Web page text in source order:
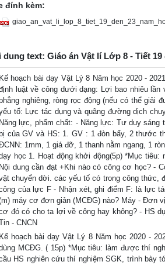
đính kèm:
dung text: Giáo án Vật lí Lớp 8 - Tiết
Kế hoạch bài dạy Vật Lý 8 Năm học 2020 -
luật về công dưới dạng: Lợi bao nhiêu
nghiêng, ròng rọc động (nếu có thể
tố: Lực tác dụng và quãng đường dịch
Năng lực, phẩm chất: - Năng lực: Tư duy
bị của GV và HS: 1. GV : 1 đòn bẩy, 2 thước
1mm, 1 giá đỡ, 1 thanh nằm ngang, 1
học 1. Hoạt động khởi động(5p) *Mục
Nội dung cần đạt +Khi nào có công cơ học? -
chuyển dời. các yếu tố có trong công thức,
của lực F - Nhận xét, ghi điểm F: là lực
máy cơ đơn giản (MCĐG) nào? Máy - Đơn
đó có cho ta lợi về công hay không? - HS
- CNCN
Kế hoạch bài dạy Vật Lý 8 Năm học 2020 -
MCĐG. ( 15p) *Mục tiêu: làm được thí
HS nghiên cứu thí nghiệm SGK, trình bày